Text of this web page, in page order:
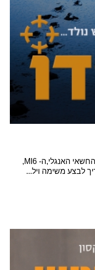
ויל קוֹצְ'רֶן הוא סוכן בשירות המודיעין החשאי האנגלי,ה- MI6,
לבצע משימה ויל...